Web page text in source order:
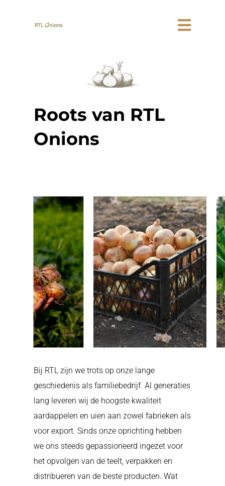
Roots van RTL
Onions
Bij RTL zijn we trots op onze lange
geschiedenis als familiebedrijf. Al generaties
lang leveren wij de hoogste kwaliteit
aardappelen en uien aan zowel fabrieken als
voor export. Sinds onze oprichting hebben
we ons steeds gepassioneerd ingezet voor
het opvolgen van de teelt, verpakken en
distribueren van de beste producten. Wat